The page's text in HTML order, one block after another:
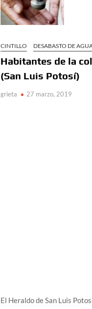
CINTILLO DESABASTO DE
Habitantes de la
(San Luis Potosí)
grieta 27 marzo, 2019
El Heraldo de San Luis